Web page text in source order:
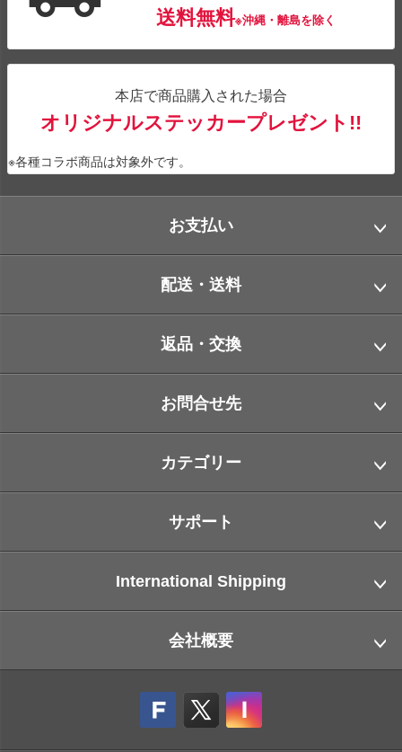
送料無料※沖縄・離島を除く
本店で商品購入された場合
オリジナルステッカープレゼント!!
※各種コラボ商品は対象外です。
お支払い
配送・送料
返品・交換
お問合せ先
カテゴリー
サポート
International Shipping
会社概要